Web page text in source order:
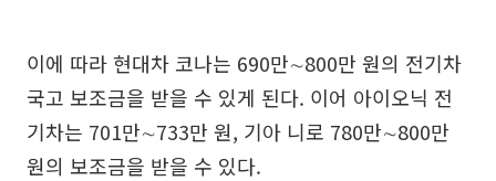
이에 따라 현대차 코나는 690만∼800만 원의 전기차
국고 보조금을 받을 수 있게 된다. 이어 아이오닉 전
기차는 701만∼733만 원, 기아 니로 780만∼800만
원의 보조금을 받을 수 있다.